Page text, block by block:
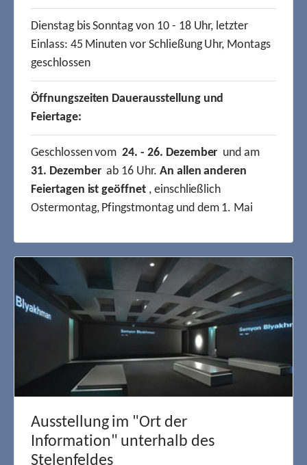
Ausstellung im "Ort der
Information" unterhalb des
Stelenfeldes
Dienstag bis Sonntag von 10 - 18 Uhr, letzter
Einlass: 45 Minuten vor Schließung Uhr, Montags
geschlossen
Öffnungszeiten Dauerausstellung und
Feiertage:
Geschlossen vom24. - 26. Dezember und am
31. Dezemberab 16 Uhr. An allen anderen
Feiertagen ist geöffnet, einschließlich
Ostermontag, Pfingstmontag und dem 1. Mai